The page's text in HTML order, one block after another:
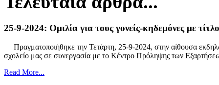
25-9-2024: Ομιλία για τους γονείς-κηδεμόνες με
Πραγματοποιήθηκε την Τετάρτη, 25-9-2024, στην αίθουσα
σχολείο μας σε συνεργασία με το Κέντρο Πρόληψης των
Read More...